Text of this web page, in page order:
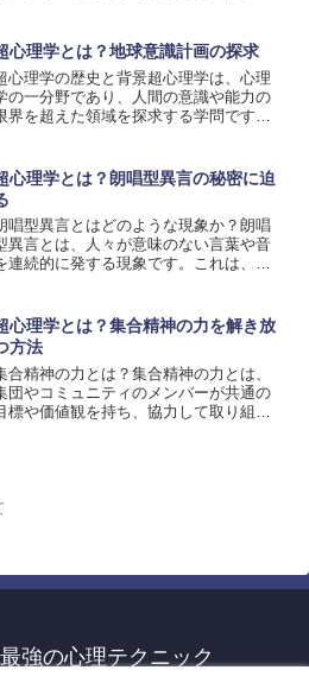
離れた場所の出来事を正確に予知した
いうものです。事件の概要...
心理学とは？地球意識計画の探求
心理学の歴史と背景超心理学は、心理
の一分野であり、人間の意識や能力の
界を超えた領域を探求する学問です。
す。古代の文明では、超自然的な力や
感的な能力を持つ人々が...
心理学とは？朗唱型異言の秘密に迫
唱型異言とはどのような現象か？朗唱
異言とは、人々が意味のない言葉や音
連続的に発する現象です。これは、超
。朗唱型異言は、さまざまな文化や宗
で見られる現象です。一...
心理学とは？集合精神の力を解き放
方法
合精神の力とは？集合精神の力とは、
団やコミュニティのメンバーが共通の
標や価値観を持ち、協力して取り組む
強の心理テクニック